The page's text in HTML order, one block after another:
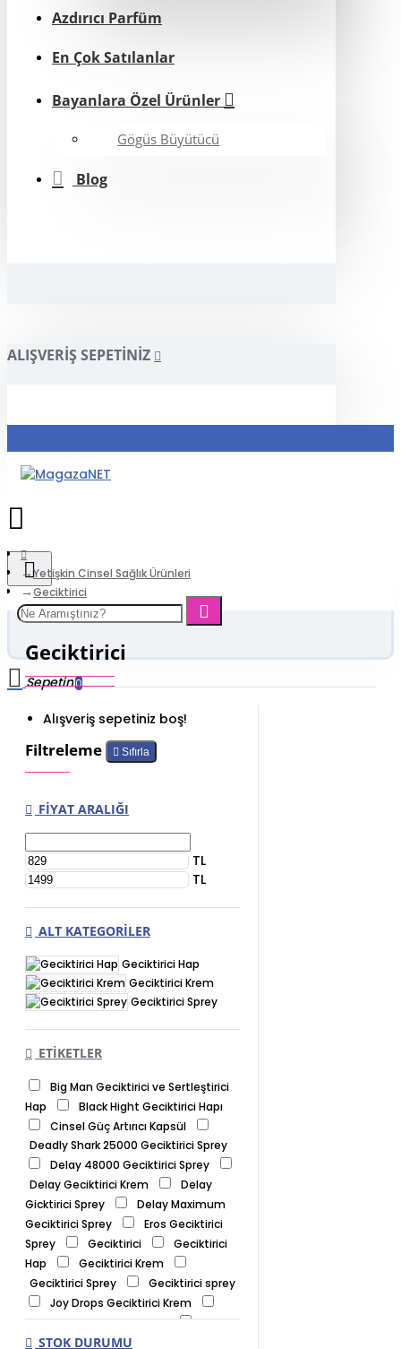
Azdırıcı Parfüm
En Çok Satılanlar
Bayanlara Özel Ürünler
Gögüs Büyütücü
Blog
ALIŞVERIŞ SEPETINIZ
Sepetim0
Alışveriş sepetiniz boş!
Yetişkin Cinsel Sağlık Ürünleri
Geciktirici
Geciktirici
Filtreleme Sıfırla
FIYAT ARALIĞI
TL
TL
ALT KATEGORILER
Geciktirici Hap
Geciktirici Krem
Geciktirici Sprey
ETIKETLER
Big Man Geciktirici ve Sertleştirici
Hap
Black Hight Geciktirici Hapı
Cinsel Güç Artırıcı Kapsül
Deadly Shark 25000 Geciktirici Sprey
Delay 48000 Geciktirici Sprey
Delay Geciktirici Krem
Delay
Gicktirici Sprey
Delay Maximum
Geciktirici Sprey
Eros Geciktirici
Sprey
Geciktirici
Geciktirici
Hap
Geciktirici Krem
Geciktirici Sprey
Geciktirici sprey
Joy Drops Geciktirici Krem
Novagra Performans Hapı
Prematurex Geciktirici Hap
STOK DURUMU